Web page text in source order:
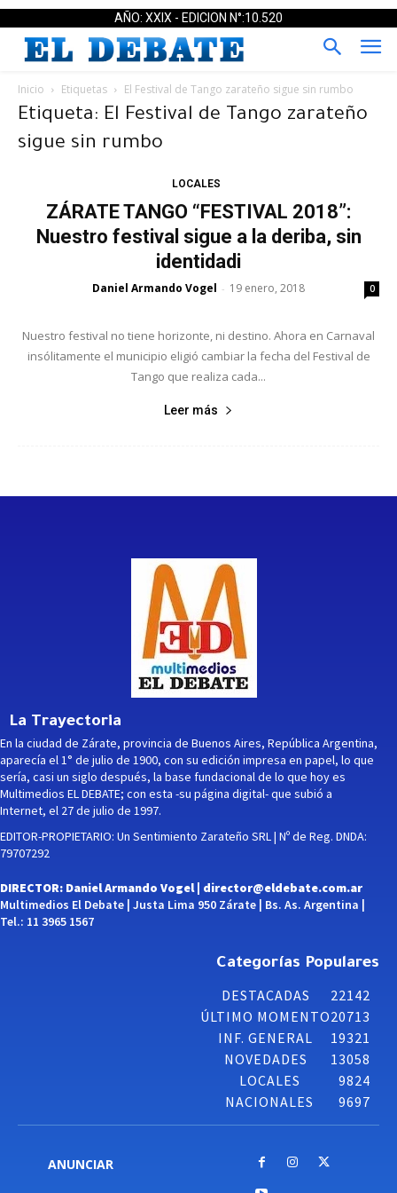
AÑO: XXIX - EDICION N°:10.520
Inicio Etiquetas El Festival de Tango zarateño sigue sin rumbo
Etiqueta: El Festival de Tango zarateño
sigue sin rumbo
LOCALES
ZÁRATE TANGO “FESTIVAL 2018”:
Nuestro festival sigue a la deriba, sin
identidadi
Daniel Armando Vogel - 19 enero, 2018 0
Nuestro festival no tiene horizonte, ni destino. Ahora en Carnaval
insólitamente el municipio eligió cambiar la fecha del Festival de
Tango que realiza cada...
Leer más
La Trayectoria
En la ciudad de Zárate, provincia de Buenos Aires, República Argentina,
aparecía el 1° de julio de 1900, con su edición impresa en papel, lo que
sería, casi un siglo después, la base fundacional de lo que hoy es
Multimedios EL DEBATE; con esta -su página digital- que subió a
Internet, el 27 de julio de 1997.
EDITOR-PROPIETARIO: Un Sentimiento Zarateño SRL | Nº de Reg. DNDA:
79707292
DIRECTOR: Daniel Armando Vogel | director@eldebate.com.ar
Multimedios El Debate | Justa Lima 950 Zárate | Bs. As. Argentina |
Tel.: 11 3965 1567
Categorías Populares
DESTACADAS
22142
ÚLTIMO MOMENTO20713
INF. GENERAL
19321
NOVEDADES
13058
LOCALES
9824
NACIONALES
9697
ANUNCIAR